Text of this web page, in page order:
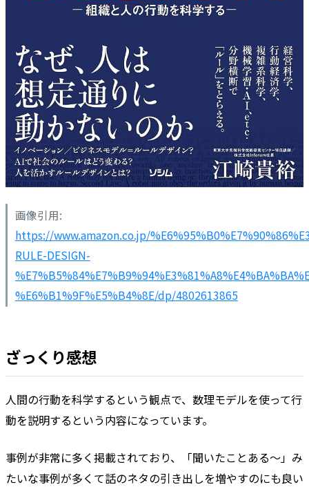
画像引用:
https://www.amazon.co.jp/
RULE-DESIGN-
%E6%B1%9F%E5%B4%8E/dp/4802613865
ざっくり感想
人間の行動を科学するという観点で、数理モデルを使って行
動を説明するという内容になっています。
事例が非常に多く掲載されており、「聞いたことある〜」み
たいな事例が多くて話のネタの引き出しを増やすのにも良い